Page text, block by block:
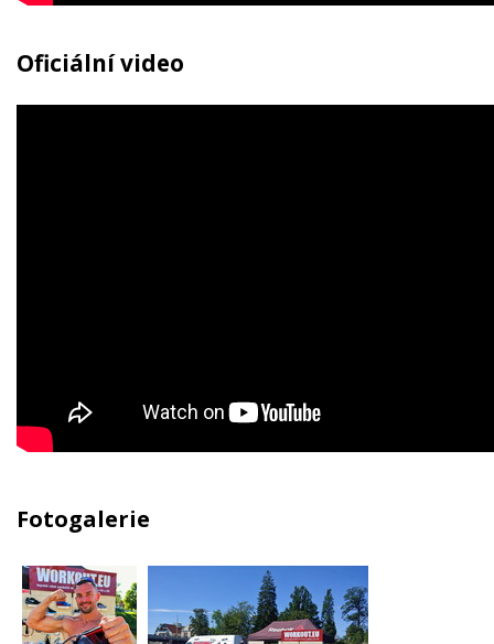
Oficiální video
Fotogalerie